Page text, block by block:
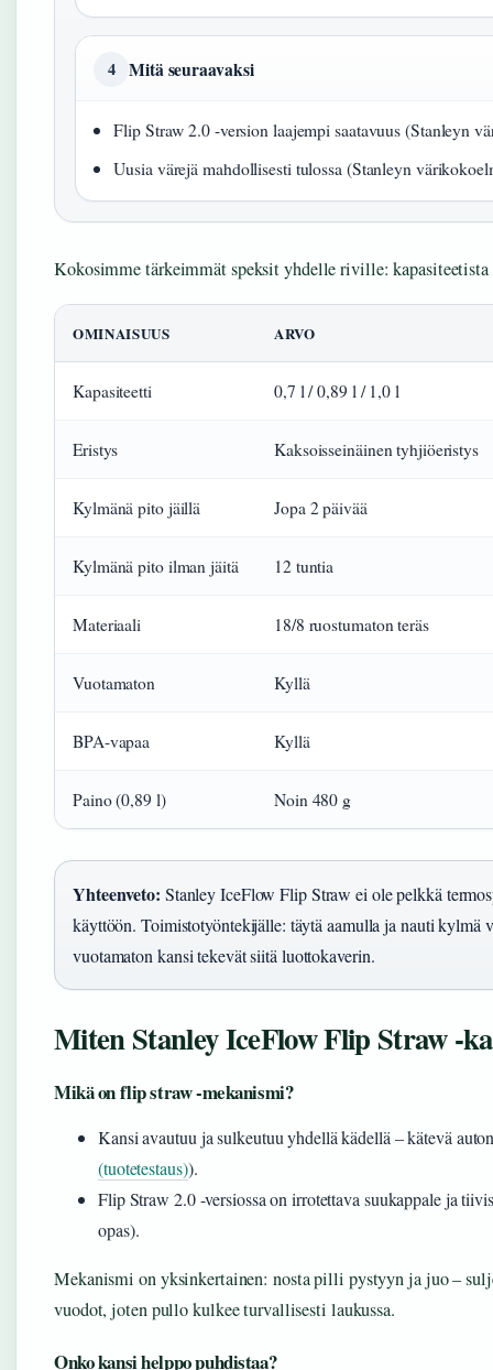
4 Mitä seuraavaksi
Flip Straw 2.0 -version laajempi saatavuus (Stanleyn
Uusia värejä mahdollisesti tulossa (Stanleyn
Kokosimme tärkeimmät speksit yhdelle riville: kapasiteetista
OMINAISUUS ARVO
Kapasiteetti 0,7 l / 0,89 l / 1,0 l
Eristys Kaksoisseinäinen tyhjiöeristys
Kylmänä pito jäillä Jopa 2 päivää
Kylmänä pito ilman jäitä 12 tuntia
Materiaali 18/8 ruostumaton teräs
Vuotamaton Kyllä
BPA-vapaa Kyllä
Paino (0,89 l) Noin 480 g
Yhteenveto: Stanley IceFlow Flip Straw ei ole pelkkä
käyttöön. Toimistotyöntekijälle: täytä aamulla ja nauti
vuotamaton kansi tekevät siitä luottokaverin.
Miten Stanley IceFlow Flip Straw -
Mikä on flip straw -mekanismi?
Kansi avautuu ja sulkeutuu yhdellä kädellä – kätevä
(tuotetestaus)).
Flip Straw 2.0 -versiossa on irrotettava suukappale ja
opas).
Mekanismi on yksinkertainen: nosta pilli pystyyn ja juo –
vuodot, joten pullo kulkee turvallisesti laukussa.
Onko kansi helppo puhdistaa?